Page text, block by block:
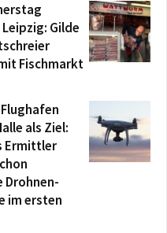
Gilde
Fischmarkt
als Ziel:
Ermittler
Drohnen-
im ersten